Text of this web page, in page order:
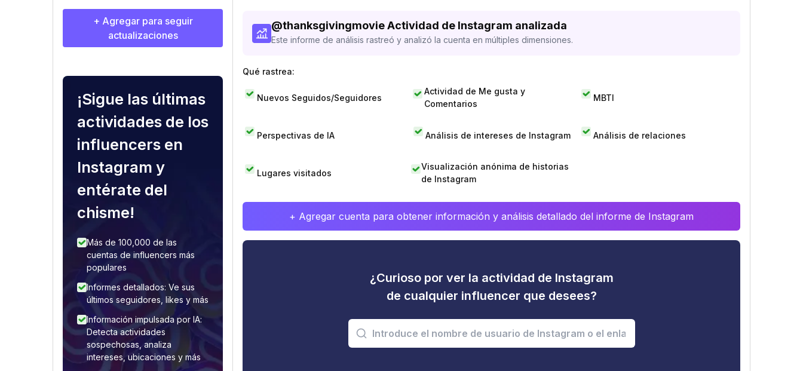
+ Agregar para seguir
actualizaciones
¡Sigue las últimas
actividades de los
influencers en
Instagram y
entérate del
chisme!
Más de 100,000 de las
cuentas de influencers más
populares
Informes detallados: Ve sus
últimos seguidores, likes y más
Información impulsada por IA:
Detecta actividades
sospechosas, analiza
intereses, ubicaciones y más
@thanksgivingmovieActividad de Instagram analizada
Este informe de análisis rastreó y analizó la cuenta en múltiples dimensiones.
Qué rastrea:
Nuevos Seguidos/Seguidores
Actividad de Me gusta y
Comentarios
MBTI
Perspectivas de IA Análisis de intereses de Instagram Análisis de relaciones
Lugares visitados
Visualización anónima de historias
de Instagram
+ Agregar cuenta para obtener información y análisis detallado del informe de Instagram
¿Curioso por ver la actividad de Instagram
de cualquier influencer que desees?